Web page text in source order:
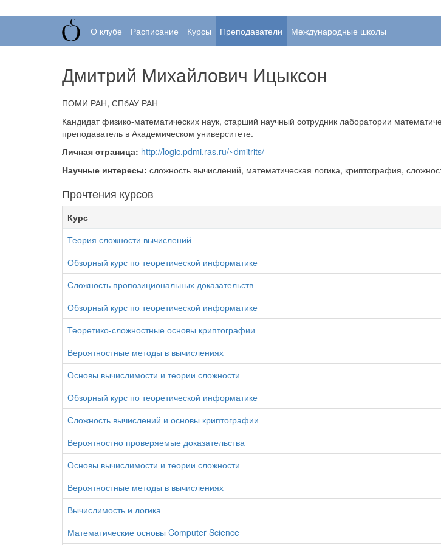
О клубе Расписание Курсы Преподаватели Международные школы
Дмитрий Михайлович Ицыксон
ПОМИ РАН, СПбАУ РАН
Кандидат физико-математических наук, старший научный сотрудник лаборатории
преподаватель в Академическом университете.
Личная страница: http://logic.pdmi.ras.ru/~dmitrits/
Научные интересы: сложность вычислений, математическая логика, криптография,
Прочтения курсов
Курс
Теория сложности вычислений
Обзорный курс по теоретической информатике
Сложность пропозициональных доказательств
Обзорный курс по теоретической информатике
Теоретико-сложностные основы криптографии
Вероятностные методы в вычислениях
Основы вычислимости и теории сложности
Обзорный курс по теоретической информатике
Сложность вычислений и основы криптографии
Вероятностно проверяемые доказательства
Основы вычислимости и теории сложности
Вероятностные методы в вычислениях
Вычислимость и логика
Математические основы Computer Science